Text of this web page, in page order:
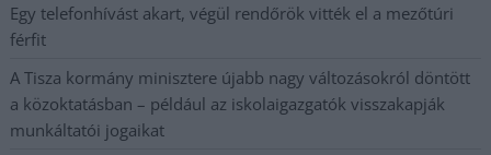
Egy telefonhívást akart, végül rendőrök vitték el a mezőtúri
férfit
A Tisza kormány minisztere újabb nagy változásokról döntött
a közoktatásban – például az iskolaigazgatók visszakapják
munkáltatói jogaikat